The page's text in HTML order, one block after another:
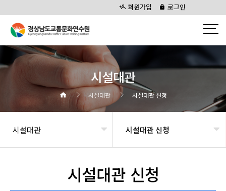
회원가입 로그인
시설대관
시설대관 시설대관 신청
시설대관 시설대관 신청
시설대관 신청